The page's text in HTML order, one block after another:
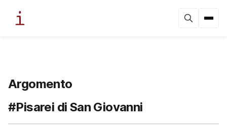
Argomento
#Pisarei di San Giovanni